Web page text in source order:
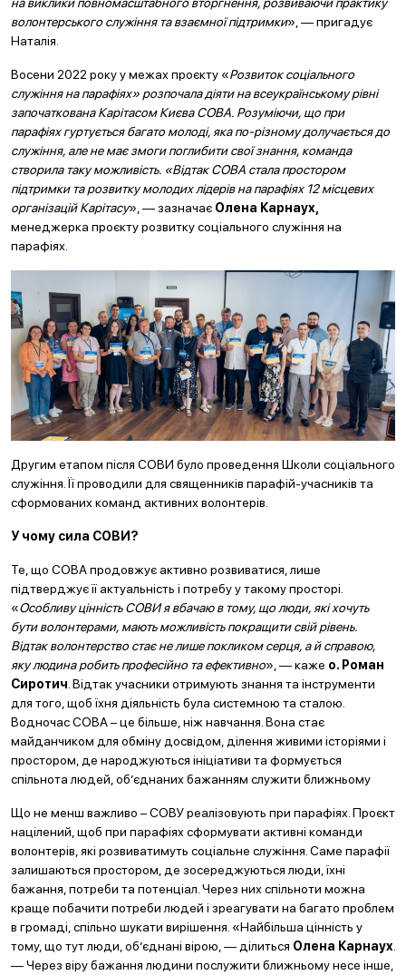
волонтерського служіння та взаємної підтримки», — пригадує
Наталія.
Восени 2022 року у межах проєкту «Розвиток соціального
служіння на парафіях» розпочала діяти на всеукраїнському рівні
започаткована Карітасом Києва СОВА. Розуміючи, що при
парафіях гуртується багато молоді, яка по-різному долучається до
служіння, але не має змоги поглибити свої знання, команда
створила таку можливість. «Відтак СОВА стала простором
підтримки та розвитку молодих лідерів на парафіях 12 місцевих
організацій Карітасу», — зазначає Олена Карнаух,
менеджерка проєкту розвитку соціального служіння на
парафіях.
Другим етапом після СОВИ було проведення Школи соціального
служіння. Її проводили для священників парафій-учасників та
сформованих команд активних волонтерів.
У чому сила СОВИ ?
Те, що СОВА продовжує активно розвиватися, лише
підтверджує її актуальність і потребу у такому просторі.
«Особливу цінність СОВИ я вбачаю в тому, що люди, які хочуть
бути волонтерами, мають можливість покращити свій рівень.
Відтак волонтерство стає не лише покликом серця, а й справою,
яку людина робить професійно та ефективно», — каже о. Роман
Сиротич . Відтак учасники отримують знання та інструменти
для того, щоб їхня діяльність була системною та сталою.
Водночас СОВА – це більше, ніж навчання. Вона стає
майданчиком для обміну досвідом, ділення живими історіями і
простором, де народжуються ініціативи та формується
спільнота людей, об’єднаних бажанням служити ближньому
Що не менш важливо – СОВУ реалізовують при парафіях. Проєкт
націлений, щоб при парафіях сформувати активні команди
волонтерів, які розвиватимуть соціальне служіння. Саме парафії
залишаються простором, де зосереджуються люди, їхні
бажання, потреби та потенціал. Через них спільноти можна
краще побачити потреби людей і зреагувати на багато проблем
в громаді, спільно шукати вирішення. «Найбільша цінність у
тому, що тут люди, об’єднані вірою, — ділиться Олена Карнаух
— Через віру бажання людини послужити ближньому несе інше,